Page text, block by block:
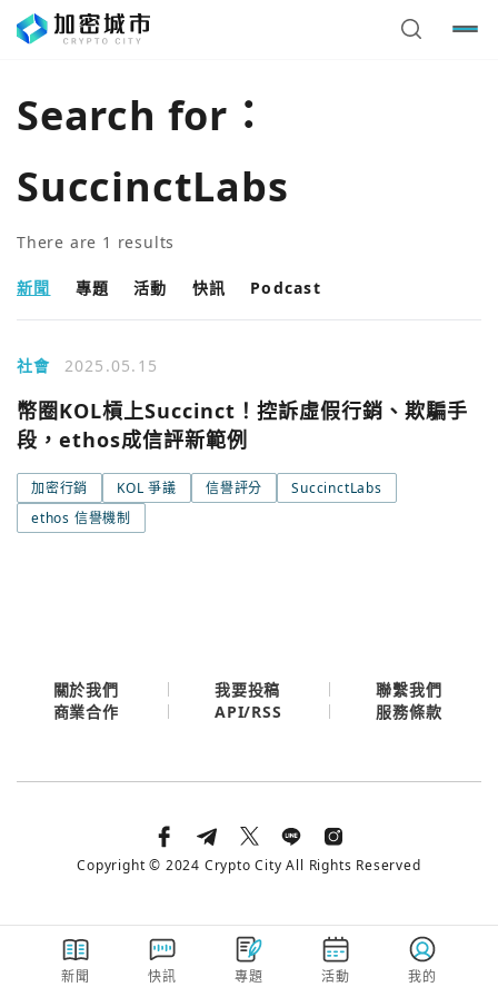
Search for：
SuccinctLabs
There are 1 results
新聞 專題 活動 快訊 Podcast
社會 2025.05.15
幣圈KOL槓上Succinct！控訴虛假行銷、欺騙手
段，ethos成信評新範例
加密行銷 KOL 爭議 信譽評分
SuccinctLabs
ethos 信譽機制
今日熱門
使用以下帳號繼續
Google
繼續表示您已同意 服務條款與隱私政策
您已閒置5分鐘，請點擊關閉按鈕或空白處，即可回到加密
城市
今日熱門
新聞 快訊 專題 活動 我的
關於我們 我要投稿
聯繫我們
商業合作
API/RSS 服務條款
Copyright © 2024 Crypto City All Rights Reserved